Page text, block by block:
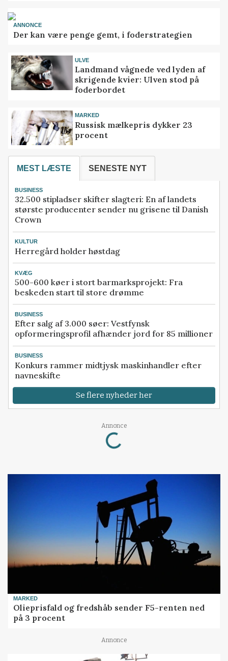
ANNONCE
Der kan være penge gemt, i foderstrategien
ULVE
Landmand vågnede ved lyden af
skrigende kvier: Ulven stod på
foderbordet
MARKED
Russisk mælkepris dykker 23
procent
MEST LÆSTE SENESTE NYT
BUSINESS
32.500 stipladser skifter slagteri: En af landets
største producenter sender nu grisene til Danish
Crown
KULTUR
Herregård holder høstdag
KVÆG
500-600 køer i stort barmarksprojekt: Fra
beskeden start til store drømme
BUSINESS
Efter salg af 3.000 søer: Vestfynsk
opformeringsprofil afhænder jord for 85 millioner
BUSINESS
Konkurs rammer midtjysk maskinhandler efter
navneskifte
Se flere nyheder her
Annonce
Loading...
MARKED
Olieprisfald og fredshåb sender F5-renten ned
på 3 procent
Annonce